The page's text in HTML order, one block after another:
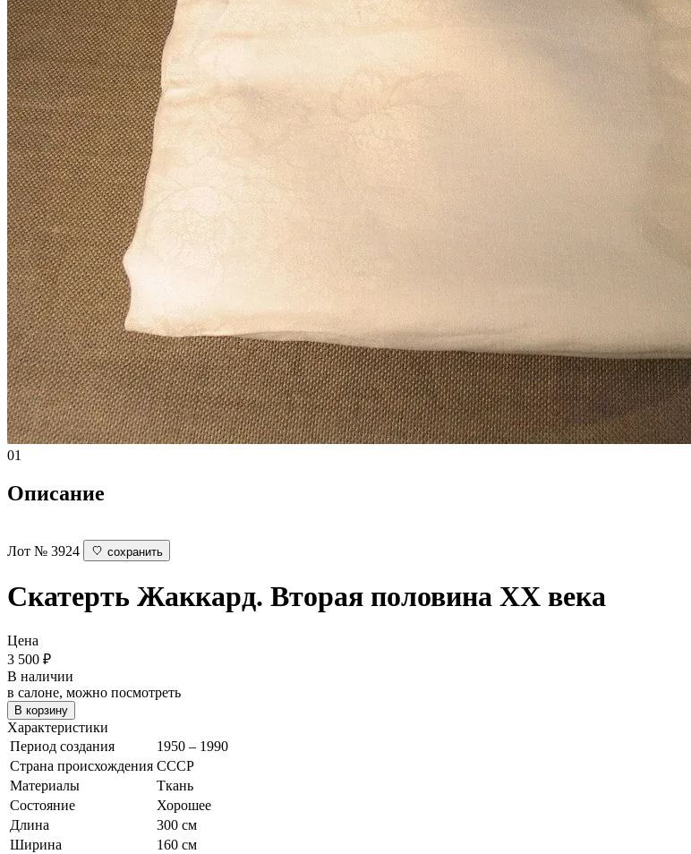
01
Описание
Лот № 3924 сохранить
Скатерть Жаккард. Вторая половина ХХ века
Цена
3 500 ₽
В наличии
в салоне, можно посмотреть
В корзину
Характеристики
Период создания
1950 – 1990
Страна происхождения СССР
Материалы
Ткань
Состояние
Хорошее
Длина
300 см
Ширина
160 см